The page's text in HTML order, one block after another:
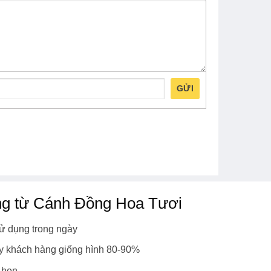
GỬI
từ Cánh Đồng Hoa Tươi
dụng trong ngày
khách hàng giống hình 80-90%